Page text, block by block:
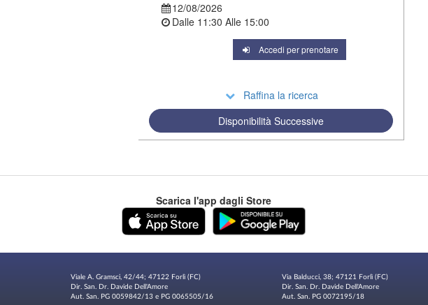
12/08/2026
Dalle 11:30 Alle 15:00
Accedi per prenotare
Raffina la ricerca
Disponibilità Successive
Scarica l'app dagli Store
Viale A. Gramsci, 42/44; 47122 Forlì (FC)
Dir. San. Dr. Davide Dell'Amore
Aut. San. PG 0059842/13 e PG 0065505/16
Via Balducci, 38; 47121 Forlì (FC)
Dir. San. Dr. Davide Dell'Amore
Aut. San. PG 0072195/18